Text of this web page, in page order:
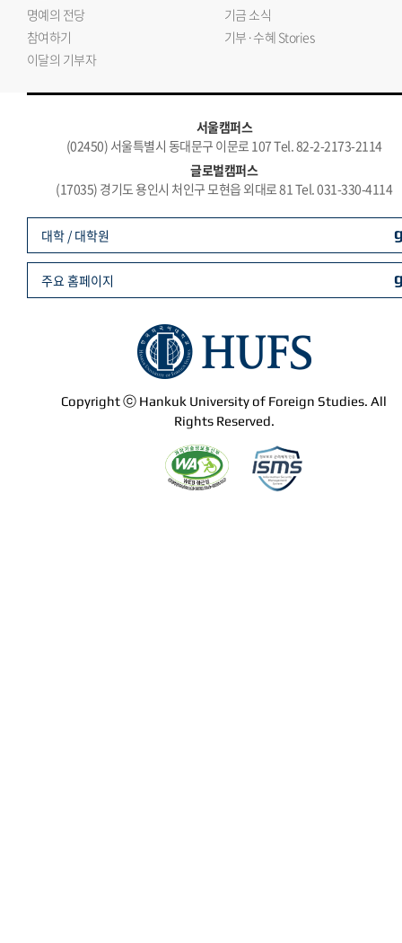
명예의 전당
기금 소식
참여하기
기부·수혜 Stories
이달의 기부자
서울캠퍼스
(02450) 서울특별시 동대문구 이문로 107 Tel. 82-2-2173-2114
글로벌캠퍼스
(17035) 경기도 용인시 처인구 모현읍 외대로 81 Tel. 031-330-4114
Copyright ⓒ Hankuk University of Foreign Studies. All
Rights Reserved.
대학 / 대학원
주요 홈페이지